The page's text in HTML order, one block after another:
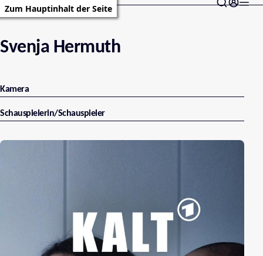
Zum Hauptinhalt der Seite
Svenja Hermuth
Kamera
Schauspielerin/Schauspieler